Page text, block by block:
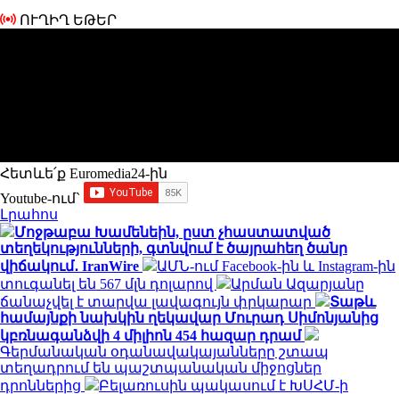
ՈՒՂԻՂ ԵԹԵՐ
Հետևե՛ք Euromedia24-ին
Youtube-ում`
Լրահոս
Մոջթաբա Խամենեին, ըստ չհաստատված
տեղեկությունների, գտնվում է ծայրահեղ ծանր
վիճակում․ IranWire
ԱՄՆ-ում Facebook-ին և Instagram-ին
տուգանել են 567 մլն դոլարով
Արման Ազարյանը
ճանաչվել է տարվա լավագույն փրկարար
Տաթև
համայնքի նախկին ղեկավար Մուրադ Սիմոնյանից
կբռնագանձվի 4 միլիոն 454 հազար դրամ
Գերմանական օդանավակայանները շտապ
տեղադրում են պաշտպանական միջոցներ
դրոններից
Բելառուսին պակասում է ԽՍՀՄ-ի